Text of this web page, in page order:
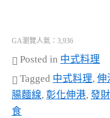
GA瀏覽人氣：3,936
Posted in 中式料理
Tagged 中式料理, 伸
腸麵線, 彰化伸港, 發
食